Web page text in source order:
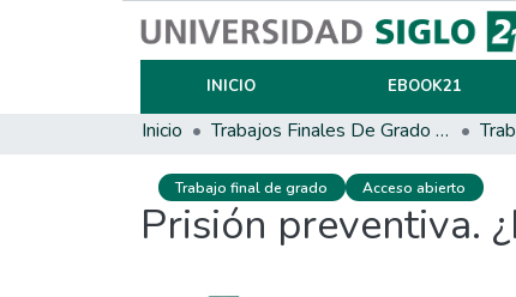
INICIO EBOOK21
Inicio Trabajos Finales De Grado Y Posgrado
Trabajo final de grado Acceso abierto
Prisión preventiva.